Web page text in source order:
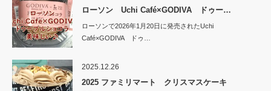
ローソン Uchi Café×GODIVA ドゥー…
ローソンで2026年1月20日に発売されたUchi
Café×GODIVA ドゥ…
2025.12.26
2025 ファミリマート クリスマスケーキ